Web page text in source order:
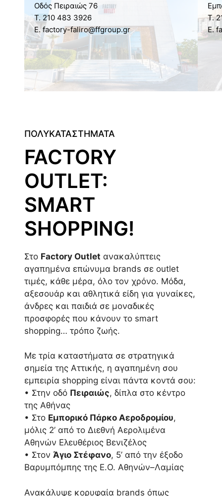
ΠΟΛΥΚΑΤΑΣΤΗΜΑΤΑ
FACTORY
OUTLET:
SMART
SHOPPING!
Στο Factory Outlet ανακαλύπτεις
αγαπημένα επώνυμα brands σε outlet
τιμές, κάθε μέρα, όλο τον χρόνο. Μόδα,
αξεσουάρ και αθλητικά είδη για γυναίκες,
άνδρες και παιδιά σε μοναδικές
προσφορές που κάνουν το smart
shopping… τρόπο ζωής.
Με τρία καταστήματα σε στρατηγικά
σημεία της Αττικής, η αγαπημένη σου
εμπειρία shopping είναι πάντα κοντά σου:
• Στην οδό Πειραιώς, δίπλα στο κέντρο
της Αθήνας
• Στο Εμπορικό Πάρκο Αεροδρομίου,
μόλις 2’ από το Διεθνή Αερολιμένα
Αθηνών Ελευθέριος Βενιζέλος
• Στον Άγιο Στέφανο, 5’ από την έξοδο
Βαρυμπόμπης της Ε.Ο. Αθηνών–Λαμίας
Ανακάλυψε κορυφαία brands όπως
Οδός Πειραιώς 76
Τ. 210 483 3926
E. factory-faliro@ffgroup.gr
Τ.
E.